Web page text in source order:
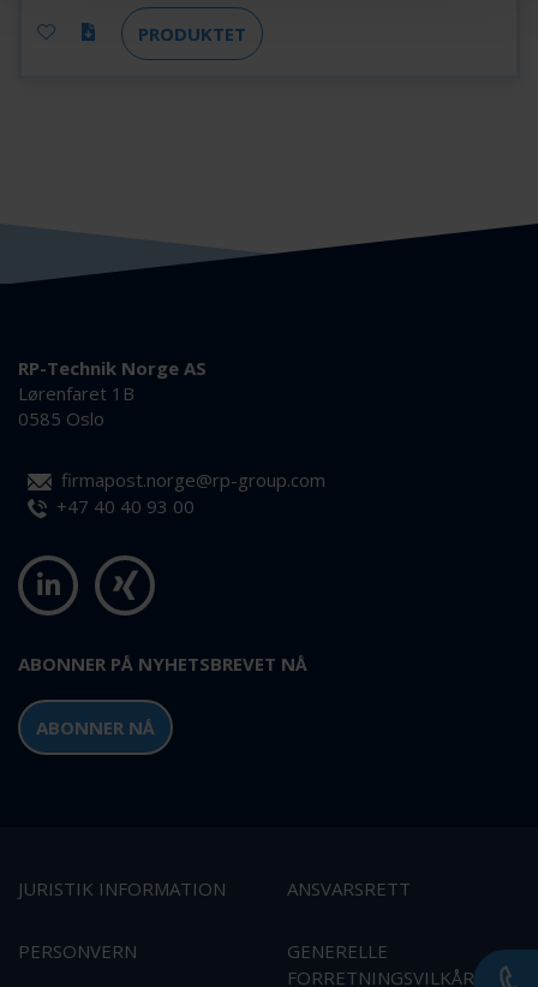
PRODUKTET
RP-Technik Norge AS
Lørenfaret 1B
0585 Oslo
firmapost.norge@rp-group.com
+47 40 40 93 00
ABONNER PÅ NYHETSBREVET NÅ
ABONNER NÅ
JURISTIK INFORMATION ANSVARSRETT
PERSONVERN
GENERELLE
FORRETNINGSVILKÅR